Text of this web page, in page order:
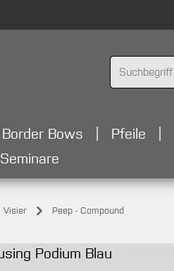
Border Bows Pfeile
Seminare
Visier Peep - Compound